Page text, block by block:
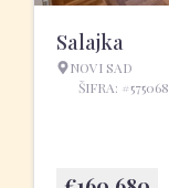
Salajka
NOVI SAD
ŠIFRA: #575068